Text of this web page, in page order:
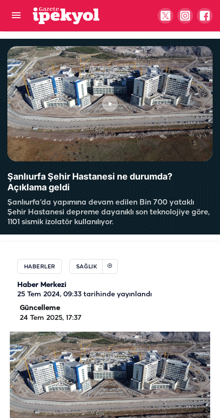
Şanlıurfa Şehir Hastanesi ne durumda?
Açıklama geldi
Şanlıurfa’da yapımına devam edilen Bin 700 yataklı
Şehir Hastanesi depreme dayanıklı son teknolojiye göre,
1101 sismik izolatör kullanılıyor.
HABERLER SAĞLIK
Haber Merkezi
25 Tem 2024, 09:33 tarihinde yayınlandı
Güncelleme
24 Tem 2025, 17:37
Artık Şanlıurfa’dan başka illere gitmeye gerek
kalmadı!